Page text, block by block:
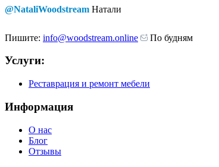
@NataliWoodstream Натали
Пишите: info@woodstream.online По будням
Услуги:
Реставрация и ремонт мебели
Информация
О нас
Блог
Отзывы